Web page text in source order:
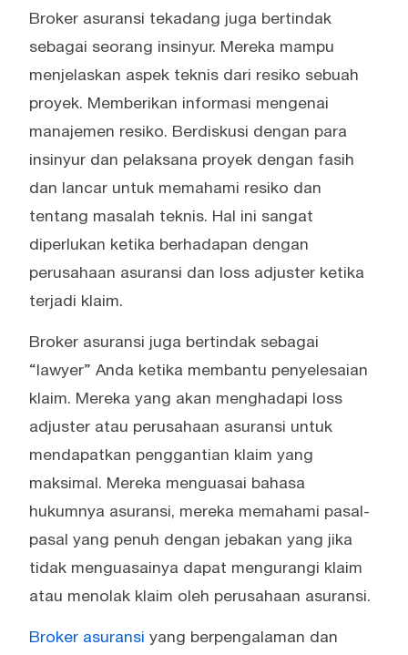
Broker asuransi tekadang juga bertindak
sebagai seorang insinyur. Mereka mampu
menjelaskan aspek teknis dari resiko sebuah
proyek. Memberikan informasi mengenai
manajemen resiko. Berdiskusi dengan para
insinyur dan pelaksana proyek dengan fasih
dan lancar untuk memahami resiko dan
tentang masalah teknis. Hal ini sangat
diperlukan ketika berhadapan dengan
perusahaan asuransi dan loss adjuster ketika
terjadi klaim.
Broker asuransi juga bertindak sebagai
“lawyer” Anda ketika membantu penyelesaian
klaim. Mereka yang akan menghadapi loss
adjuster atau perusahaan asuransi untuk
mendapatkan penggantian klaim yang
maksimal. Mereka menguasai bahasa
hukumnya asuransi, mereka memahami pasal-
pasal yang penuh dengan jebakan yang jika
tidak menguasainya dapat mengurangi klaim
atau menolak klaim oleh perusahaan asuransi.
Broker asuransi yang berpengalaman dan